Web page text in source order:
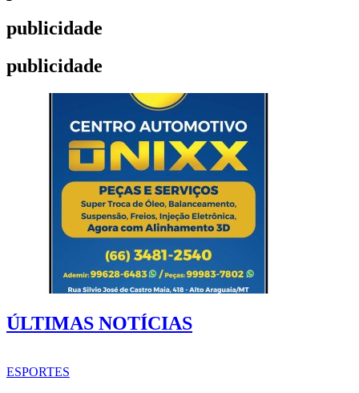
publicidade
publicidade
ÚLTIMAS NOTÍCIAS
ESPORTES